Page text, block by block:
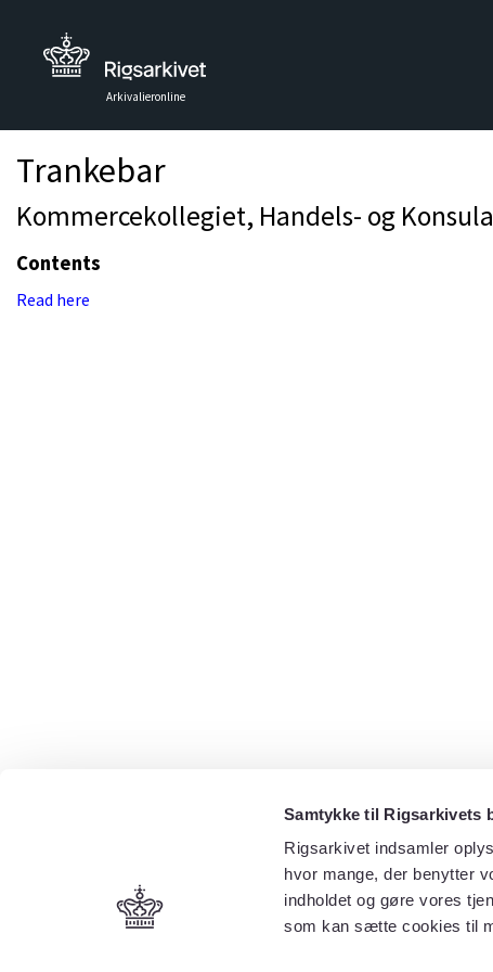
Samtykke til Rigsarkivets
Rigsarkivet indsamler
hvor mange, der benytter
indholdet og gøre vores
som kan sætte cookies til
Arkivalieronline
Trankebar
Kommercekollegiet, Handels- og
Contents
Read here